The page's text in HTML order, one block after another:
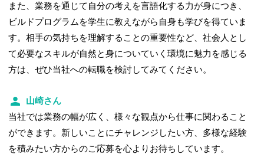
また、業務を通じて自分の考えを言語化する力が身につき、
ビルドプログラムを学生に教えながら自身も学びを得ていま
す。相手の気持ちを理解することの重要性など、社会人とし
て必要なスキルが自然と身についていく環境に魅力を感じる
方は、ぜひ当社への転職を検討してみてください。
山崎さん
当社では業務の幅が広く、様々な観点から仕事に関わること
ができます。新しいことにチャレンジしたい方、多様な経験
を積みたい方からのご応募を心よりお待ちしています。